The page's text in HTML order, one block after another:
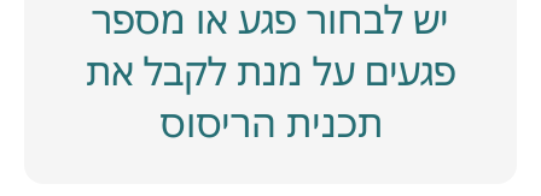
יש לבחור פגע או מספר
פגעים על מנת לקבל את
תכנית הריסוס